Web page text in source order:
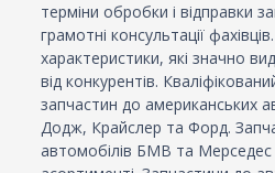
терміни обробки і відправки
грамотні консультації
характеристики, які значно
від конкурентів.
запчастин до американських
Додж, Крайслер та Форд.
автомобілів БМВ та